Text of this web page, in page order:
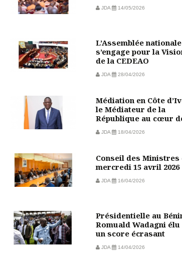
JDA 14/05/2026
L’Assemblée nationale
s’engage pour la
de la CEDEAO
JDA 28/04/2026
Médiation en Côte
le Médiateur de la
République au cœur
JDA 18/04/2026
Conseil des Ministres
mercredi 15 avril 2026
JDA 16/04/2026
Présidentielle au
Romuald Wadagni élu
un score écrasant
JDA 14/04/2026